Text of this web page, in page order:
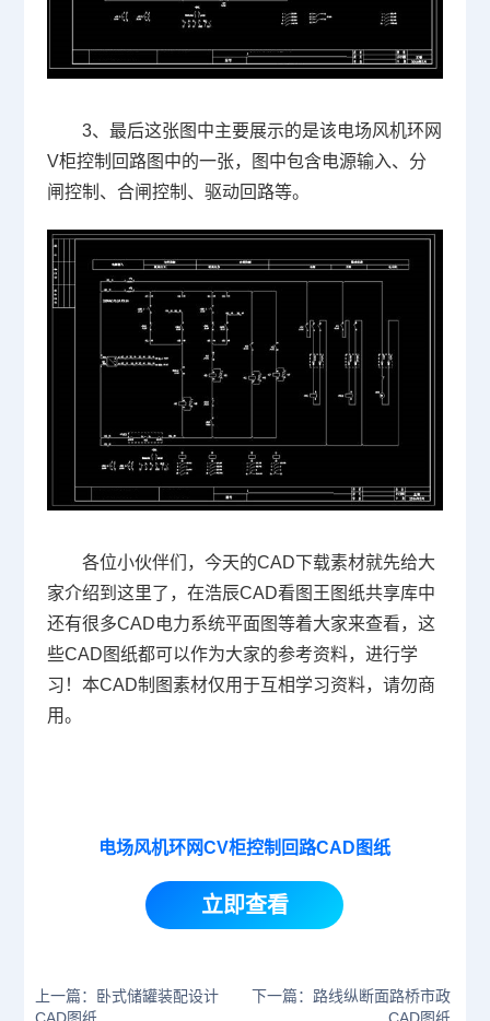
3、最后这张图中主要展示的是该电场风机环网
V柜控制回路图中的一张，图中包含电源输入、分
闸控制、合闸控制、驱动回路等。
各位小伙伴们，今天的CAD下载素材就先给大
家介绍到这里了，在浩辰CAD看图王图纸共享库中
还有很多CAD电力系统平面图等着大家来查看，这
些CAD图纸都可以作为大家的参考资料，进行学
习！本CAD制图素材仅用于互相学习资料，请勿商
用。
电场风机环网CV柜控制回路CAD图纸
立即查看
上一篇：卧式储罐装配设计
下一篇：路线纵断面路桥市政